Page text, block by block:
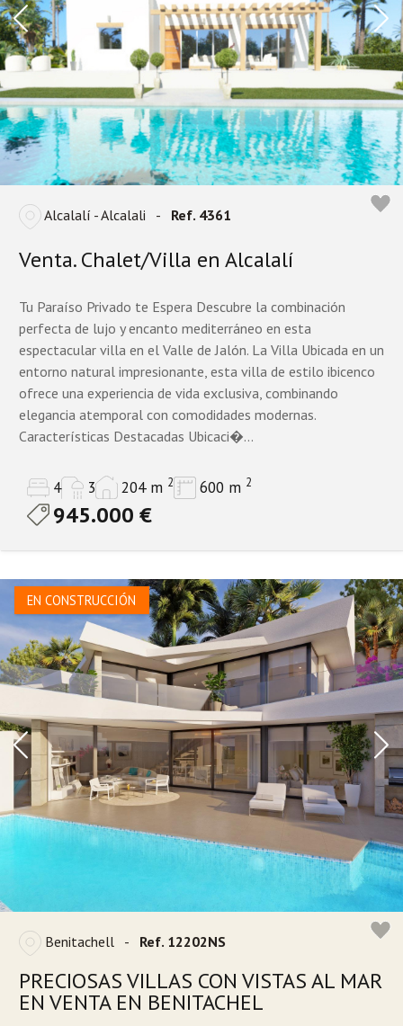
Alcalalí - Alcalali - Ref. 4361
Venta. Chalet/Villa en Alcalalí
Tu Paraíso Privado te Espera Descubre la combinación
perfecta de lujo y encanto mediterráneo en esta
espectacular villa en el Valle de Jalón. La Villa Ubicada en un
entorno natural impresionante, esta villa de estilo ibicenco
ofrece una experiencia de vida exclusiva, combinando
elegancia atemporal con comodidades modernas.
Características Destacadas Ubicaci�...
4 3 204 m 2 600 m 2
945.000 €
EN CONSTRUCCIÓN
Benitachell - Ref. 12202NS
PRECIOSAS VILLAS CON VISTAS AL MAR
EN VENTA EN BENITACHEL